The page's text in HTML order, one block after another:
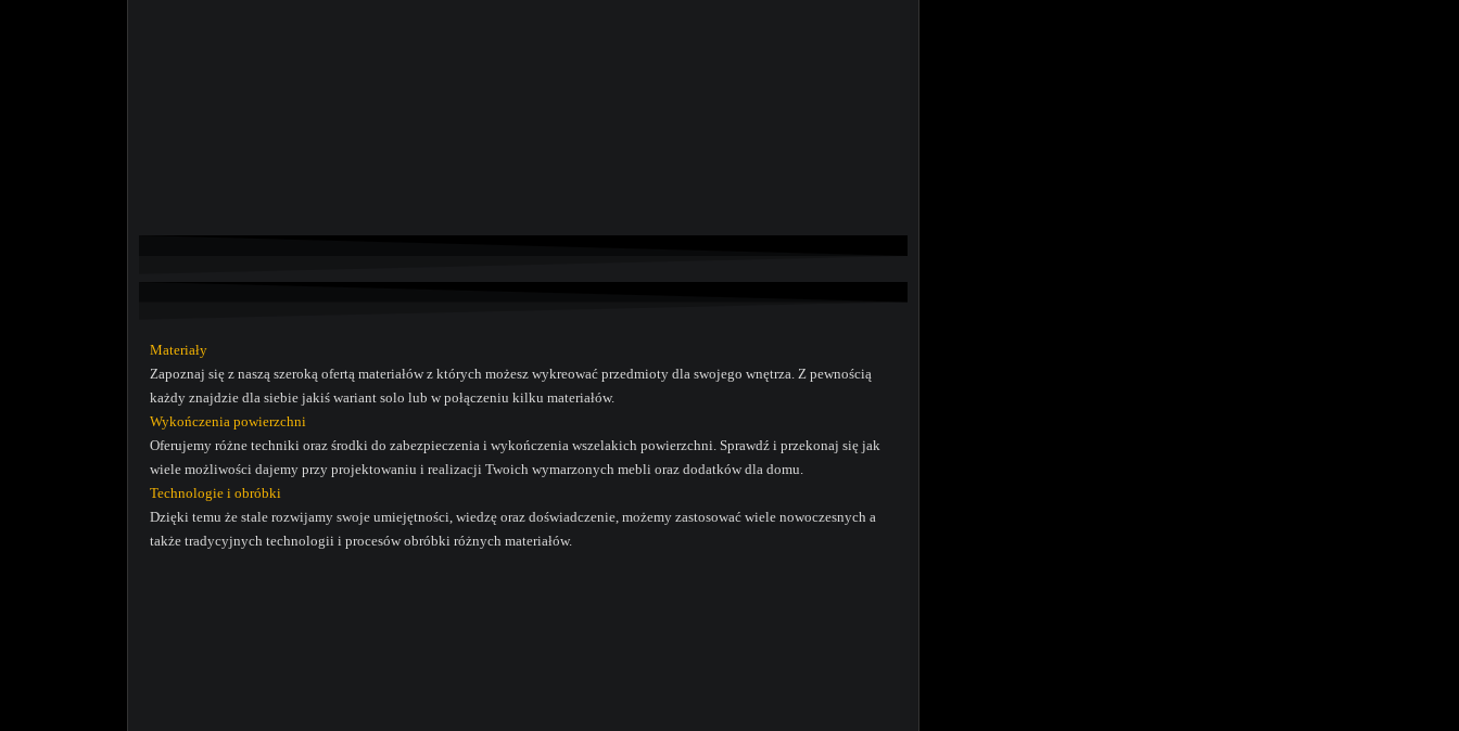
Materiały
Zapoznaj się z naszą szeroką ofertą materiałów z których możesz wykreować przedmioty dla swojego wnętrza. Z pewnością
każdy znajdzie dla siebie jakiś wariant solo lub w połączeniu kilku materiałów.
Wykończenia powierzchni
Oferujemy różne techniki oraz środki do zabezpieczenia i wykończenia wszelakich powierzchni. Sprawdź i przekonaj się jak
wiele możliwości dajemy przy projektowaniu i realizacji Twoich wymarzonych mebli oraz dodatków dla domu.
Technologie i obróbki
Dzięki temu że stale rozwijamy swoje umiejętności, wiedzę oraz doświadczenie, możemy zastosować wiele nowoczesnych a
także tradycyjnych technologii i procesów obróbki różnych materiałów.